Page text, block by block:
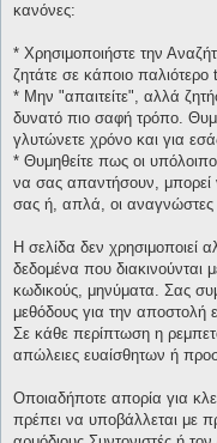
κανόνες:
* Χρησιμοποιήστε την
ζητάτε σε κάποιο
* Μην "απαιτείτε", αλλά
δυνατό πιο σαφή τρόπο.
γλυτώνετε χρόνο και για
* Θυμηθείτε πως οι
να σας απαντήσουν, μπορεί
σας ή, απλά, οι αναγνώστες
Η σελίδα δεν χρησιμοποιεί
δεδομένα που διακινούνται
κωδικούς, μηνύματα. Σας
μεθόδους για την
Σε κάθε περίπτωση η
απώλειες ευαίσθητων ή
Οποιαδήποτε απορία για
πρέπει να υποβάλλεται με